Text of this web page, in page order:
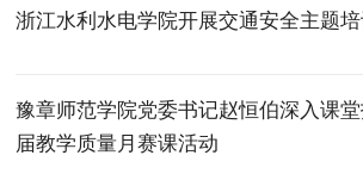
浙江水利水电学院开展交通安全主题培
豫章师范学院党委书记赵恒伯深入课
届教学质量月赛课活动